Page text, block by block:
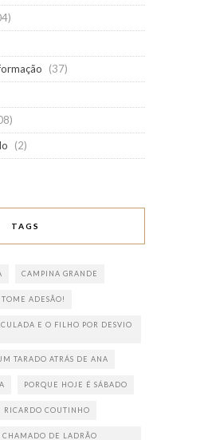
(37)
(2)
TAGS
CAMPINA GRANDE
TOME ADESÃO!
E O FILHO POR DESVIO
TARADO ATRÁS DE ANA
PORQUE HOJE É SÁBADO
RICARDO COUTINHO
DE LADRÃO